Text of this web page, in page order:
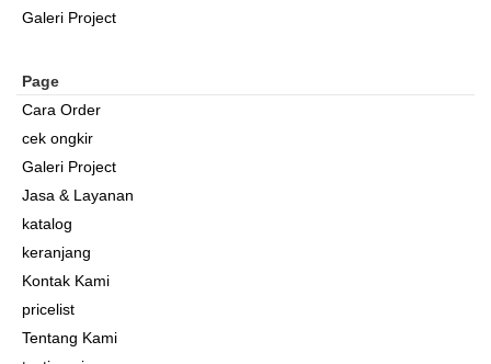
Galeri Project
Page
Cara Order
cek ongkir
Galeri Project
Jasa & Layanan
katalog
keranjang
Kontak Kami
pricelist
Tentang Kami